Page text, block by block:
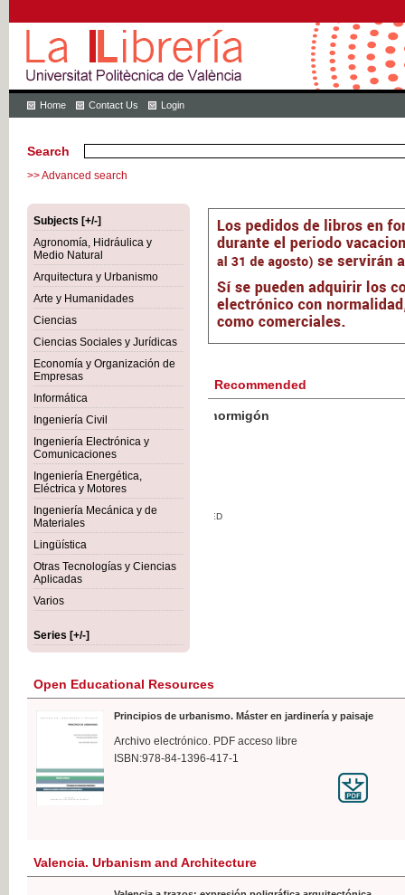
Home Contact Us Login
Search
>> Advanced search
Subjects [+/-]
Agronomía, Hidráulica y
Medio Natural
Arquitectura y Urbanismo
Arte y Humanidades
Ciencias
Ciencias Sociales y Jurídicas
Economía y Organización de
Empresas
Informática
Ingeniería Civil
Ingeniería Electrónica y
Comunicaciones
Ingeniería Energética,
Eléctrica y Motores
Ingeniería Mecánica y de
Materiales
Lingüística
Otras Tecnologías y Ciencias
Aplicadas
Varios
Series [+/-]
Recommended
Botánica Agroalimentaria
Open Educational Resources
Principios de urbanismo. Máster en jardinería y paisaje
Archivo electrónico. PDF acceso libre
ISBN:978-84-1396-417-1
Valencia. Urbanism and Architecture